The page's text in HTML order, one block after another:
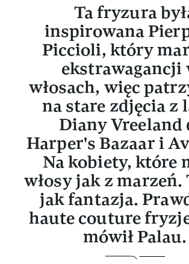
Ta fryzura
inspirowana
Piccioli, który
ekstrawagancji
włosach, więc
na stare zdjęcia z
Diany Vreeland
Harper's Bazaar i
Na kobiety, które
włosy jak z marzeń.
jak fantazja.
haute couture
mówił Palau.